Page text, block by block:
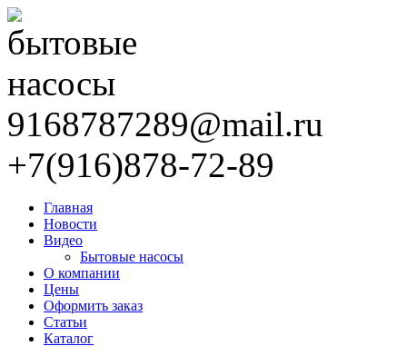
9168787289@mail.ru
+7(916)878-72-89
Главная
Новости
Видео
Бытовые насосы
О компании
Цены
Оформить заказ
Статьи
Каталог